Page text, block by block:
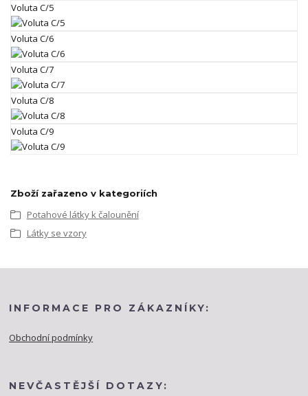
Voluta C/5
Voluta C/6
Voluta C/7
Voluta C/8
Voluta C/9
Zboží zařazeno v kategoriích
Potahové látky k čalounění
Látky se vzory
INFORMACE PRO ZÁKAZNÍKY:
Obchodní podmínky
NEVČASTĚJŠÍ DOTAZY: